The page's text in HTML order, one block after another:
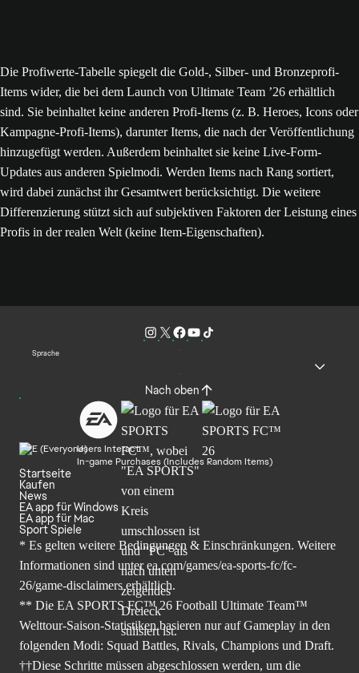
Die Profiwerte-Tabelle spiegelt die Gold-, Silber- und Bronzeprofi-
Items wider, die bei dem Launch von Ultimate Team ’26 erhältlich
sind. Sie beinhaltet keine anderen Profi-Items (z. B. Heroes, Icons oder
Kampagne-Profi-Items), darunter Items, die nach der Veröffentlichung
hinzugefügt werden. Außerdem beinhaltet sie keine Live-Form-
Updates aus anderen Spielmodi. Werden Items nach Rang sortiert,
wird dabei zunächst ihr Gesamtwert berücksichtigt. Die weitere
Differenzierung stützt sich auf subjektiven Faktoren der Leistung eines
Profis in der realen Welt (keine Item-Eigenschaften).
Sprache
Nach oben
Users Interact
In-game Purchases (Includes Random Items)
Startseite
Kaufen
News
EA app für Windows
EA app für Mac
Sport Spiele
* Es gelten weitere Bedingungen & Einschränkungen. Weitere
Informationen sind unterea.com/games/ea-sports-fc/fc-
26/game-disclaimers erhältlich.
** Die EA SPORTS FC™ 26 Football Ultimate Team™
Welttour-Saison-Statistiken basieren nur auf Gameplay in den
folgenden Modi: Squad Battles, Rivals, Champions und Draft.
††Diese Schritte müssen abgeschlossen werden, um die